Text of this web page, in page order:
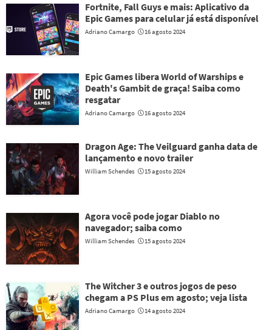
Fortnite, Fall Guys e mais: Aplicativo da
Epic Games para celular já está disponível
Adriano Camargo 16 agosto 2024
Epic Games libera World of Warships e
Death's Gambit de graça! Saiba como
resgatar
Adriano Camargo 16 agosto 2024
Dragon Age: The Veilguard ganha data de
lançamento e novo trailer
William Schendes 15 agosto 2024
Agora você pode jogar Diablo no
navegador; saiba como
William Schendes 15 agosto 2024
The Witcher 3 e outros jogos de peso
chegam a PS Plus em agosto; veja lista
Adriano Camargo 14 agosto 2024